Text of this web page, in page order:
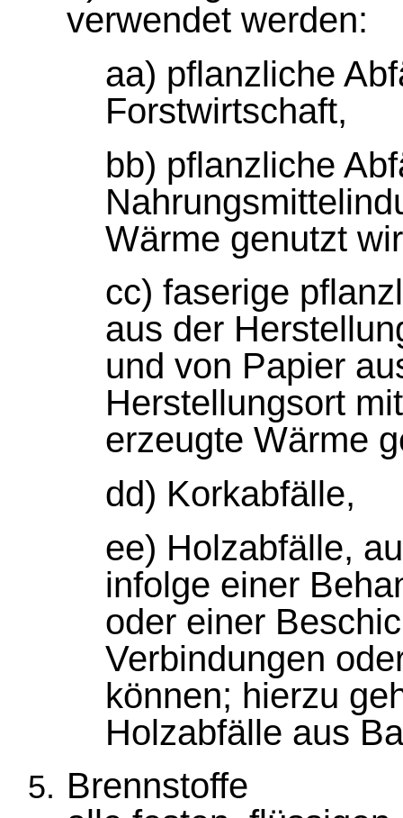
verwendet werden:
aa) pflanzliche
Forstwirtschaft,
bb) pflanzliche
Wärme genutzt
cc) faserige
aus der
und von Papier
Herstellungsort
erzeugte Wärme
dd) Korkabfälle,
ee) Holzabfälle,
infolge einer
oder einer
Verbindungen
können; hierzu
Holzabfälle aus
Brennstoffe